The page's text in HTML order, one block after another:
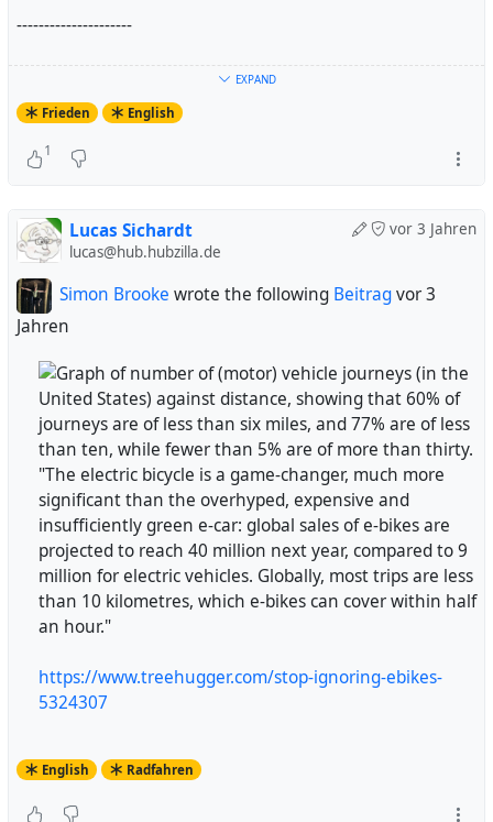
---------------------
Yuri Sheljashenko is an ukrainian lawyer and peace
activist and has been for years. He is fighting for peace
and the right of not taking part in war activities which is
not garantuied by many - but also the ukranian - states
Now masked men intruted his flat and he got a paper
claiming him to be pro-russian - based on a declaration
he published which explicitely tells Russia to be criminal
untruding Ukrainia.
intruders and a petition to help him here:
------------------
Petition:
https://actionnetwork.org/petitions/tell-the-
ukrainian-government-to-drop-prosecution-of-peace-
activist-yurii-sheliazhenko/
Hintergrund | Background:
search-and-seizure-at-apartment-of-yurii-sheliazhenko-
in-kyiv/
Yuri's Erklärung | Declaration:
https://worldbeyondwar.org/peace-agenda-for-ukraine-
and-the-world/
EXPAND
Frieden English
1
vor 3 Jahren
Lucas Sichardt
lucas@hub.hubzilla.de
Simon Brooke wrote the following Beitragvor 3
Jahren
"The electric bicycle is a game-changer, much more
significant than the overhyped, expensive and
insufficiently green e-car: global sales of e-bikes are
projected to reach 40 million next year, compared to 9
million for electric vehicles. Globally, most trips are less
than 10 kilometres, which e-bikes can cover within half
an hour."
https://www.treehugger.com/stop-ignoring-ebikes-
5324307
English Radfahren